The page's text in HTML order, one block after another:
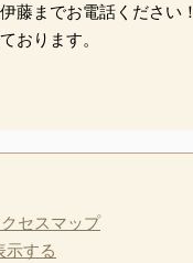
藤までお電話ください！
おります。
示する